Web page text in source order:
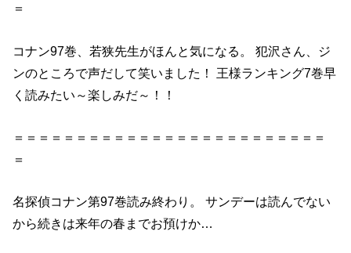
＝
コナン97巻、若狭先生がほんと気になる。 犯沢さん、ジ
ンのところで声だして笑いました！ 王様ランキング7巻早
く読みたい～楽しみだ～！！
＝＝＝＝＝＝＝＝＝＝＝＝＝＝＝＝＝＝＝＝＝＝＝＝＝
＝
名探偵コナン第97巻読み終わり。 サンデーは読んでない
から続きは来年の春までお預けか…